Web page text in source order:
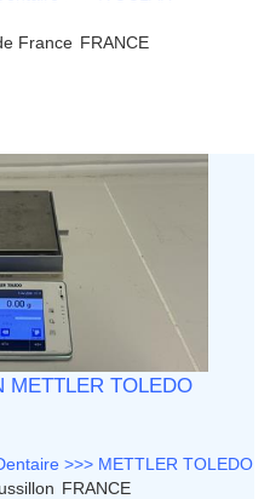
France FRANCE
METTLER TOLEDO
>>> METTLER TOLEDO
FRANCE